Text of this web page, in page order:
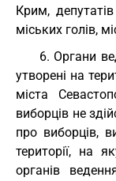
Крим,
міських голів,
6. Органи
утворені на
міста
виборців не
про виборців,
території, на
органів